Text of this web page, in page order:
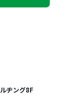
ヂング8F